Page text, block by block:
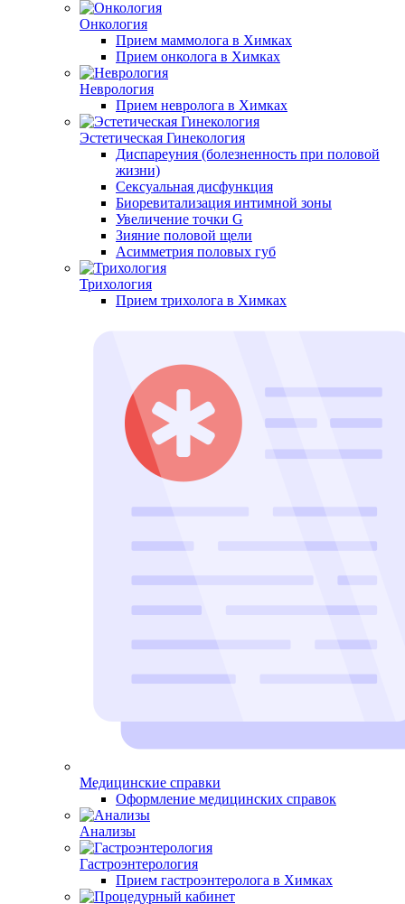
Онкология
Прием маммолога в Химках
Прием онколога в Химках
Неврология
Прием невролога в Химках
Эстетическая Гинекология
Диспареуния (болезненность при половой
жизни)
Сексуальная дисфункция
Биоревитализация интимной зоны
Увеличение точки G
Зияние половой щели
Асимметрия половых губ
Трихология
Прием трихолога в Химках
Медицинские справки
Оформление медицинских справок
Анализы
Гастроэнтерология
Прием гастроэнтеролога в Химках